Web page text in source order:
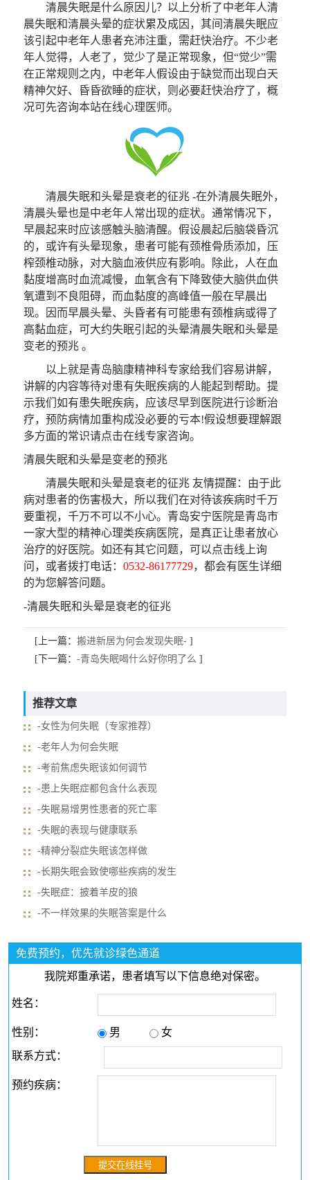
清晨失眠是什么原因儿？以上分析了中老年人清
晨失眠和清晨头晕的症状累及成因，其间清晨失眠应
该引起中老年人患者充沛注重，需赶快治疗。不少老
年人觉得，人老了，觉少了是正常现象，但“觉少”需
在正常规则之内，中老年人假设由于缺觉而出现白天
精神欠好、昏昏欲睡的症状，则必要赶快治疗了，概
况可先咨询本站在线心理医师。
清晨失眠和头晕是衰老的征兆 -在外清晨失眠外，
清晨头晕也是中老年人常出现的症状。通常情况下，
早晨起来时应该感触头脑清醒。假设晨起后脑袋昏沉
的，或许有头晕现象，患者可能有颈椎骨质添加，压
榨颈椎动脉，对大脑血液供应有影响。除此，人在血
黏度增高时血流减慢，血氧含有下降致使大脑供血供
氧遭到不良阻碍，而血黏度的高峰值一般在早晨出
现。因而早晨头晕、头昏者有可能患有颈椎病或得了
高黏血症，可大约失眠引起的头晕清晨失眠和头晕是
变老的预兆 。
以上就是青岛脑康精神科专家给我们容易讲解，
讲解的内容等待对患有失眠疾病的人能起到帮助。提
示我们如有患失眠疾病，应该尽早到医院进行诊断治
疗，预防病情加重构成没必要的亏本!假设想要理解跟
多方面的常识请点击在线专家咨询。
清晨失眠和头晕是变老的预兆
清晨失眠和头晕是衰老的征兆 友情提醒 ：由于此
病对患者的伤害极大，所以我们在对待该疾病时千万
要重视，千万不可以不小心。青岛安宁医院是青岛市
一家大型的精神心理类疾病医院，是真正让患者放心
治疗的好医院。如还有其它问题，可以点击线上询
问，或者拨打电话：0532-86177729，都会有医生详细
的为您解答问题。
-清晨失眠和头晕是衰老的征兆
[上一篇： 搬进新居为何会发现失眠-]
[下一篇： -青岛失眠喝什么好你明了么 ]
推荐文章
-女性为何失眠（专家推荐）
-老年人为何会失眠
-考前焦虑失眠该如何调节
-患上失眠症都包含什么表现
-失眠易增男性患者的死亡率
-失眠的表现与健康联系
-精神分裂症失眠该怎样做
-长期失眠会致使哪些疾病的发生
-失眠症：披着羊皮的狼
-不一样效果的失眠答案是什么
免费预约，优先就诊绿色通道
我院郑重承诺，患者填写以下信息绝对保密。
姓名：
性别： 男
女
联系方式：
预约疾病：